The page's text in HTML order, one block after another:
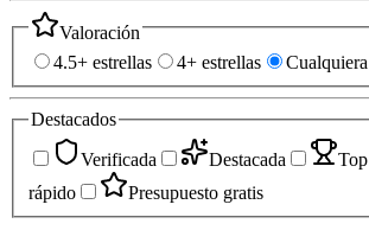
Valoración
4.5+ estrellas
4+ estrellas Cualquiera
Destacados
Verificada
Destacada Top
rápido
Presupuesto gratis